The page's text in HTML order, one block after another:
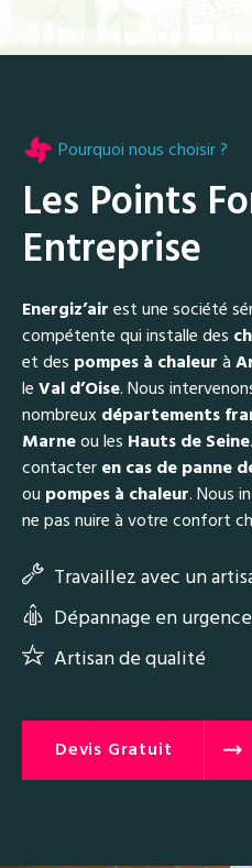
Pourquoi nous choisir ?
Les Points
Entreprise
Energiz’airest une société
compétente qui installe des
et des pompes à chaleurà
leVal d’Oise. Nous
nombreux départements
Marneou les Hauts de Seine
contacteren cas de panne
ou pompes à chaleur. Nous
ne pas nuire à votre confort
Travaillez avec un
Dépannage en
Artisan de qualité
Devis Gratuit